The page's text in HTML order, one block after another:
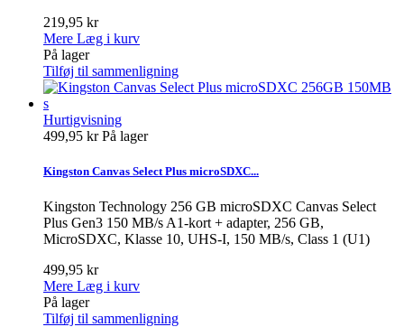
219,95 kr
Mere Læg i kurv
På lager
Tilføj til sammenligning
Hurtigvisning
499,95 krPå lager
Kingston Canvas Select Plus microSDXC...
Kingston Technology 256 GB microSDXC Canvas Select
Plus Gen3 150 MB/s A1-kort + adapter, 256 GB,
MicroSDXC, Klasse 10, UHS-I, 150 MB/s, Class 1 (U1)
499,95 kr
Mere Læg i kurv
På lager
Tilføj til sammenligning